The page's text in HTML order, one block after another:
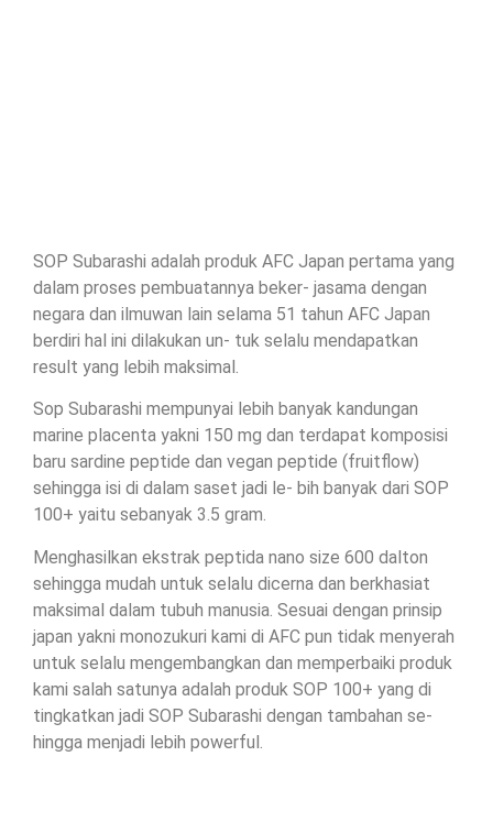
SOP Subarashi adalah produk AFC Japan pertama yang
dalam proses pembuatannya beker- jasama dengan
negara dan ilmuwan lain selama 51 tahun AFC Japan
berdiri hal ini dilakukan un- tuk selalu mendapatkan
result yang lebih maksimal.
Sop Subarashi mempunyai lebih banyak kandungan
marine placenta yakni 150 mg dan terdapat komposisi
baru sardine peptide dan vegan peptide (fruitflow)
sehingga isi di dalam saset jadi le- bih banyak dari SOP
100+ yaitu sebanyak 3.5 gram.
Menghasilkan ekstrak peptida nano size 600 dalton
sehingga mudah untuk selalu dicerna dan berkhasiat
maksimal dalam tubuh manusia. Sesuai dengan prinsip
japan yakni monozukuri kami di AFC pun tidak menyerah
untuk selalu mengembangkan dan memperbaiki produk
kami salah satunya adalah produk SOP 100+ yang di
tingkatkan jadi SOP Subarashi dengan tambahan se-
hingga menjadi lebih powerful.